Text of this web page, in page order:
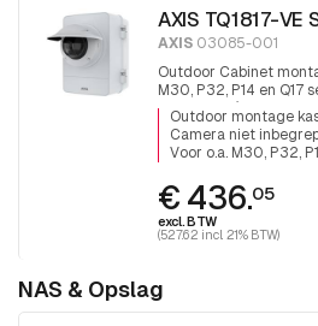
AXIS TQ1817-
AXIS 03085-001
Outdoor Cabinet
M30, P32, P14 en Q17
inbegrepen). Deze kast
inbouw diepte 229 mm
Outdoor montage
Camera niet
Voor o.a. M30, P32,
€ 436.05
excl. BTW
(527.62 incl. 21% BTW)
NAS & Opslag